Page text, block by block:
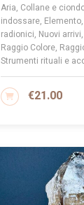
Aria, Collane e
indossare,
radionici, Nuovi
Raggio Colore,
Strumenti rituali e
€21.00
SCEGLI